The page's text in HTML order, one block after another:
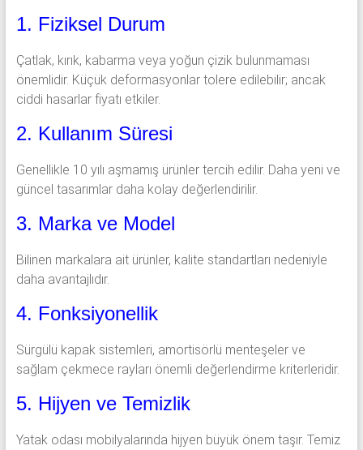
1. Fiziksel Durum
Çatlak, kırık, kabarma veya yoğun çizik bulunmaması
önemlidir. Küçük deformasyonlar tolere edilebilir; ancak
ciddi hasarlar fiyatı etkiler.
2. Kullanım Süresi
Genellikle 10 yılı aşmamış ürünler tercih edilir. Daha yeni ve
güncel tasarımlar daha kolay değerlendirilir.
3. Marka ve Model
Bilinen markalara ait ürünler, kalite standartları nedeniyle
daha avantajlıdır.
4. Fonksiyonellik
Sürgülü kapak sistemleri, amortisörlü menteşeler ve
sağlam çekmece rayları önemli değerlendirme kriterleridir.
5. Hijyen ve Temizlik
Yatak odası mobilyalarında hijyen büyük önem taşır. Temiz